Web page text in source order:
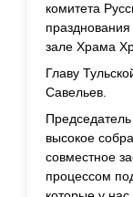
комитета
зале Храма
Главу
Савельев.
высокое
совместное
процессом